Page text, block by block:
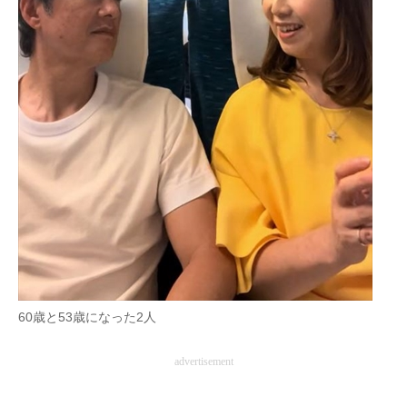
60歳と53歳になった2人
advertisement